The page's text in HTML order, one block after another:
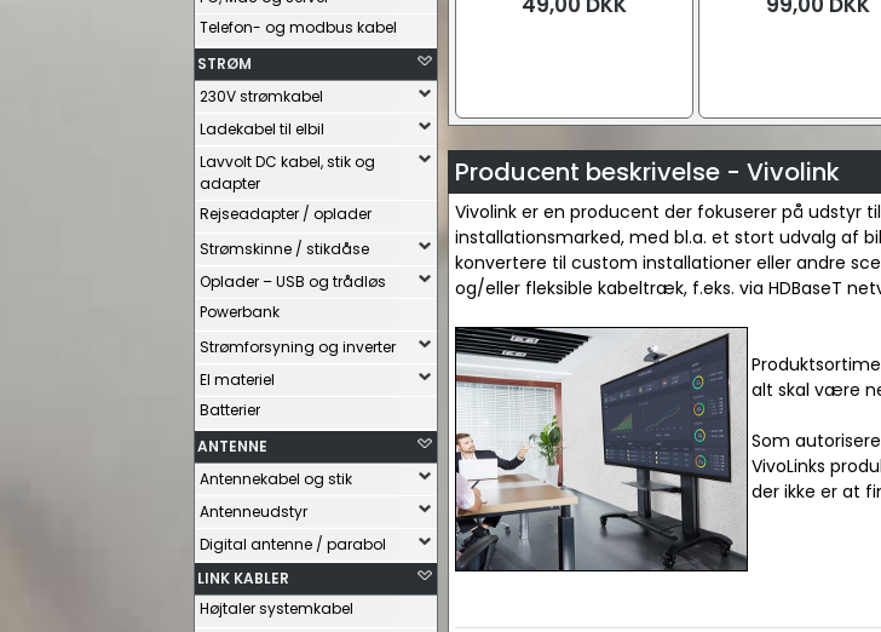
Telefon- og modbus kabel
STRØM
230V strømkabel
Ladekabel til elbil
Lavvolt DC kabel, stik og
adapter
Rejseadapter / oplader
Strømskinne / stikdåse
Oplader – USB og trådløs
Powerbank
Strømforsyning og inverter
El materiel
Batterier
ANTENNE
Antennekabel og stik
Antenneudstyr
Digital antenne / parabol
LINK KABLER
Højtaler systemkabel
Producent beskrivelse - Vivolink
Vivolink er en producent der fokuserer på udstyr
installationsmarked, med bl.a. et stort udvalg af
konvertere til custom installationer eller andre
og/eller fleksible kabeltræk, f.eks. via HDBaseT
alt skal være
Som
VivoLinks
der ikke er at